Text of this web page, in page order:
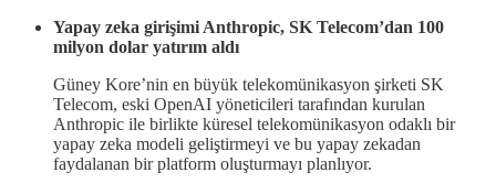
Yapay zeka girişimi Anthropic, SK Telecom’dan 100
milyon dolar yatırım aldı
Güney Kore’nin en büyük telekomünikasyon şirketi SK
Telecom, eski OpenAI yöneticileri tarafından kurulan
Anthropic ile birlikte küresel telekomünikasyon odaklı bir
yapay zeka modeli geliştirmeyi ve bu yapay zekadan
faydalanan bir platform oluşturmayı planlıyor.